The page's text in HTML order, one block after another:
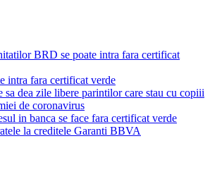
BRD se poate intra fara certificat
intra fara certificat verde
sa dea zile libere parintilor care stau cu copiii
de coronavirus
in banca se face fara certificat verde
la creditele Garanti BBVA